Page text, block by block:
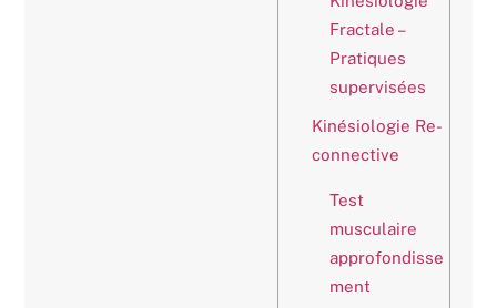
Fractale –
Pratiques
supervisées
Kinésiologie Re-
connective
Test
musculaire
approfondisse
ment